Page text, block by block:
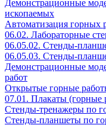
Демонстрационные
ископаемых
Автоматизация горных
06.02. Лабораторные
06.05.02. Стенды-
06.05.03. Стенды-
Демонстрационные
работ
Открытые горные
07.01. Плакаты (горные
Стенды-тренажеры по
Стенды-планшеты по